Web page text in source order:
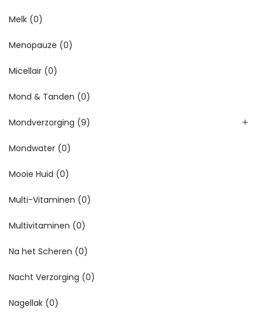
Melk (0)
Menopauze (0)
Micellair (0)
Mond & Tanden (0)
Mondverzorging (9)
Mondwater (0)
Mooie Huid (0)
Multi-Vitaminen (0)
Multivitaminen (0)
Na het Scheren (0)
Nacht Verzorging (0)
Nagellak (0)